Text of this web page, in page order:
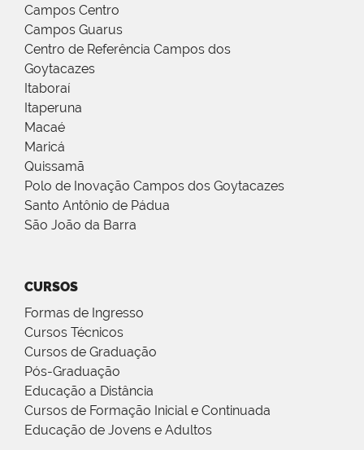
Campos Centro
Campos Guarus
Centro de Referência Campos dos
Goytacazes
Itaboraí
Itaperuna
Macaé
Maricá
Quissamã
Polo de Inovação Campos dos Goytacazes
Santo Antônio de Pádua
São João da Barra
CURSOS
Formas de Ingresso
Cursos Técnicos
Cursos de Graduação
Pós-Graduação
Educação a Distância
Cursos de Formação Inicial e Continuada
Educação de Jovens e Adultos